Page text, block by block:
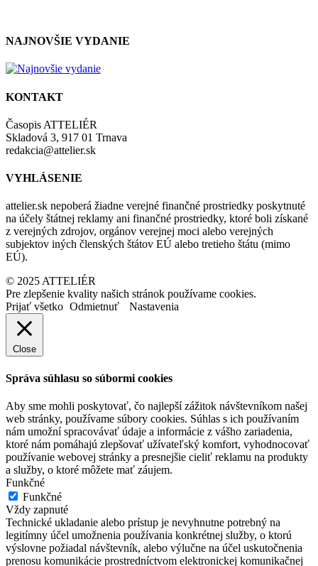
NAJNOVŠIE VYDANIE
KONTAKT
Časopis ATTELIÉR
Skladová 3, 917 01 Trnava
redakcia@attelier.sk
VYHLÁSENIE
attelier.sk nepoberá žiadne verejné finančné prostriedky poskytnuté
na účely štátnej reklamy ani finančné prostriedky, ktoré boli získané
z verejných zdrojov, orgánov verejnej moci alebo verejných
subjektov iných členských štátov EÚ alebo tretieho štátu (mimo
EÚ).
© 2025 ATTELIÉR
Pre zlepšenie kvality našich stránok používame cookies.
Prijať všetko Odmietnuť Nastavenia
Close
Správa súhlasu so súbormi cookies
Aby sme mohli poskytovať, čo najlepší zážitok návštevníkom našej
web stránky, používame súbory cookies. Súhlas s ich používaním
nám umožní spracovávať údaje a informácie z vášho zariadenia,
ktoré nám pomáhajú zlepšovať užívateľský komfort, vyhodnocovať
používanie webovej stránky a presnejšie cieliť reklamu na produkty
a služby, o ktoré môžete mať záujem.
Funkčné
Funkčné
Vždy zapnuté
Technické ukladanie alebo prístup je nevyhnutne potrebný na
legitímny účel umožnenia používania konkrétnej služby, o ktorú
výslovne požiadal návštevník, alebo výlučne na účel uskutočnenia
prenosu komunikácie prostredníctvom elektronickej komunikačnej